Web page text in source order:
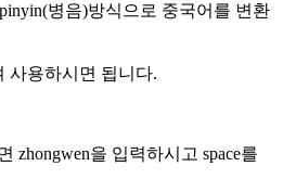
병음)방식으로 중국어를 변환
사용하시면 됩니다.
zhongwen을 입력하시고 space를